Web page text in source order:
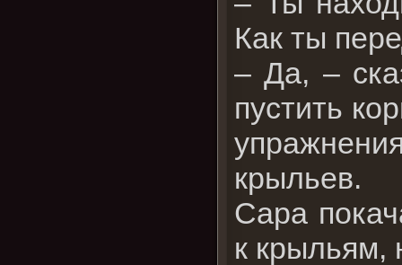
Как ты
– Да, –
пустить
крыльев.
Сара
к крыльям,